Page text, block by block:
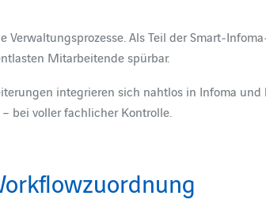
Als Teil der
Mitarbeitende spürbar.
integrieren sich nahtlos in Infoma
bei voller fachlicher Kontrolle.